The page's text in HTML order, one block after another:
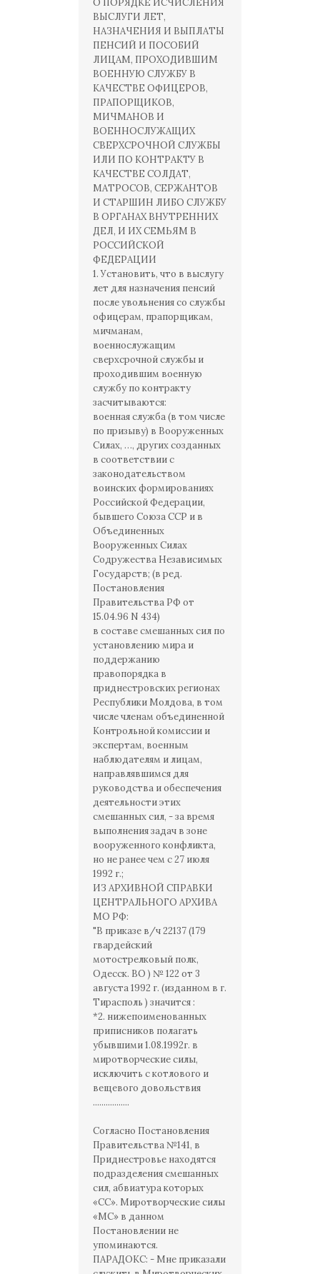
О ПОРЯДКЕ ИСЧИСЛЕНИЯ
ВЫСЛУГИ ЛЕТ,
НАЗНАЧЕНИЯ И ВЫПЛАТЫ
ПЕНСИЙ И ПОСОБИЙ
ЛИЦАМ, ПРОХОДИВШИМ
ВОЕННУЮ СЛУЖБУ В
КАЧЕСТВЕ ОФИЦЕРОВ,
ПРАПОРЩИКОВ,
МИЧМАНОВ И
ВОЕННОСЛУЖАЩИХ
СВЕРХСРОЧНОЙ СЛУЖБЫ
ИЛИ ПО КОНТРАКТУ В
КАЧЕСТВЕ СОЛДАТ,
МАТРОСОВ, СЕРЖАНТОВ
И СТАРШИН ЛИБО СЛУЖБУ
В ОРГАНАХ ВНУТРЕННИХ
ДЕЛ, И ИХ СЕМЬЯМ В
РОССИЙСКОЙ
ФЕДЕРАЦИИ
1. Установить, что в выслугу
лет для назначения пенсий
после увольнения со службы
офицерам, прапорщикам,
мичманам,
военнослужащим
сверхсрочной службы и
проходившим военную
службу по контракту
засчитываются:
военная служба (в том числе
по призыву) в Вооруженных
Силах, …, других созданных
в соответствии с
законодательством
воинских формированиях
Российской Федерации,
бывшего Союза ССР и в
Объединенных
Вооруженных Силах
Содружества Независимых
Государств; (в ред.
Постановления
Правительства РФ от
15.04.96 N 434)
в составе смешанных сил по
установлению мира и
поддержанию
правопорядка в
приднестровских регионах
Республики Молдова, в том
числе членам объединенной
Контрольной комиссии и
экспертам, военным
наблюдателям и лицам,
направлявшимся для
руководства и обеспечения
деятельности этих
смешанных сил, - за время
выполнения задач в зоне
вооруженного конфликта,
но не ранее чем с 27 июля
1992 г.;
ИЗ АРХИВНОЙ СПРАВКИ
ЦЕНТРАЛЬНОГО АРХИВА
МО РФ:
"В приказе в/ч 22137 (179
гвардейский
мотострелковый полк,
Одесск. ВО ) № 122 от 3
августа 1992 г. (изданном в г.
Тирасполь ) значится :
*2. нижепоименованных
приписников полагать
убывшими 1.08.1992г. в
миротворческие силы,
исключить с котлового и
вещевого довольствия
.................
Согласно Постановления
Правительства №141, в
Приднестровье находятся
подразделения смешанных
сил, абвиатура которых
«СС». Миротворческие силы
«МС» в данном
Постановлении не
упоминаются.
ПАРАДОКС: - Мне приказали